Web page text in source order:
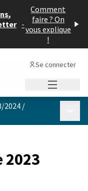
-
Comment
faire ? On
vous explique
!
Se connecter
2024 /
2023